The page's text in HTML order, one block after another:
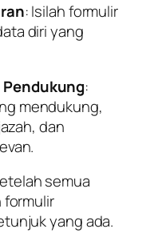
: Isilah formulir
diri yang
:
mendukung,
dan
semua
formulir
yang ada.